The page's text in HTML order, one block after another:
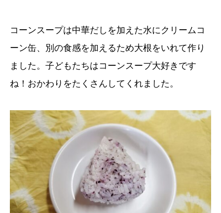
コーンスープは中華だしを加えた水にクリームコ
ーン缶、別の食感を加えるため大根をいれて作り
ました。子どもたちはコーンスープ大好きです
ね！おかわりをたくさんしてくれました。